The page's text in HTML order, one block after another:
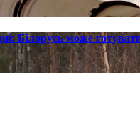
Білорусь може